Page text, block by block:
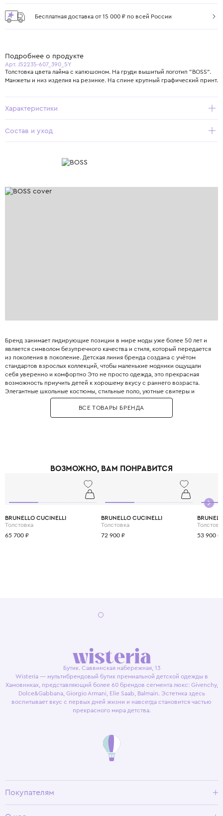
Бесплатная доставка от 15 000 ₽ по всей России
Подробнее о продукте
Арт. J52235-607_390_5Y
Толстовка цвета лайма с капюшоном. На груди вышитый логотип "BOSS".
Манжеты и низ изделия на резинке. На спине крупный графический принт.
Характеристики
Состав и уход
Бренд занимает лидирующие позиции в мире моды уже более 50 лет и
является символом безупречного качества и стиля, который передается
из поколения в поколение. Детская линия бренда создана с учётом
стандартов взрослых коллекций, чтобы маленькие модники ощущали
себя уверенно и комфортно Это не просто одежда, это прекрасная
возможность приучить детей к хорошему вкусу с раннего возраста.
Элегантные школьные костюмы, стильные поло, уютные свитеры и
практичные пуховики. Каждая деталь одежды Boss продумана до
мелочей, чтобы обеспечить не только стильный внешний вид, но и
максимальный комфорт.
ВСЕ ТОВАРЫ БРЕНДА
ВОЗМОЖНО, ВАМ ПОНРАВИТСЯ
BRUNELLO CUCINELLI
Толстовка
65 700 ₽
BRUNELLO CUCINELLI
Толстовка
72 900 ₽ 53 900 ₽
Бутик. Саввинская набережная, 13
Wisteria — мультибрендовый бутик премиальной детской одежды в
Хамовниках, представляющий более 60 брендов сегмента люкс: Givenchy,
Dolce&Gabbana, Giorgio Armani, Elie Saab, Balmain. Эстетика здесь
воспитывает вкус с первых дней жизни и навсегда становится частью
прекрасного мира детства.
Покупателям